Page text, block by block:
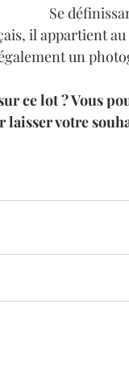
Se
il appartient
un
ce lot ? Vous
laisser votre